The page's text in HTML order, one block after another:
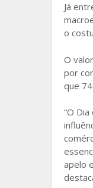
Já
o
O
por
que
“O
apelo